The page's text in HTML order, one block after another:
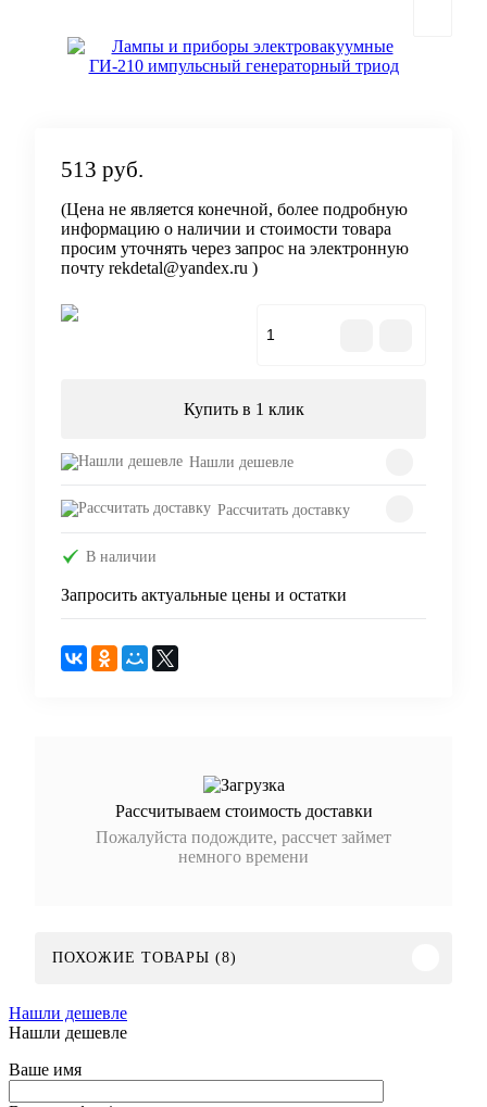
513 руб.
(Цена не является конечной, более подробную
информацию о наличии и стоимости товара
просим уточнять через запрос на электронную
почту rekdetal@yandex.ru )
Купить в 1 клик
Нашли дешевле
Рассчитать доставку
В наличии
Запросить актуальные цены и остатки
Рассчитываем стоимость доставки
Пожалуйста подождите, рассчет займет
немного времени
ПОХОЖИЕ ТОВАРЫ (8)
Нашли дешевле
Нашли дешевле
Ваше имя